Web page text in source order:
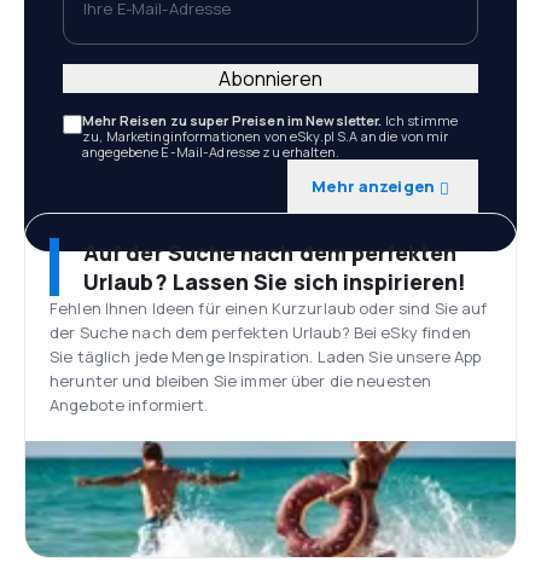
Mehr Reisen zu super Preisen im Newsletter. Ich stimme
zu, Marketinginformationen von eSky.pl S.A an die von mir
angegebene E-Mail-Adresse zu erhalten.
Mehr anzeigen
Abonnieren
Auf der Suche nach dem perfekten
Urlaub? Lassen Sie sich inspirieren!
Fehlen Ihnen Ideen für einen Kurzurlaub oder sind Sie auf
der Suche nach dem perfekten Urlaub? Bei eSky finden
Sie täglich jede Menge Inspiration. Laden Sie unsere App
herunter und bleiben Sie immer über die neuesten
Angebote informiert.